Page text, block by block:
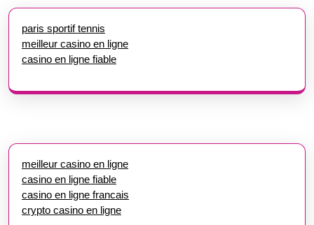
paris sportif tennis
meilleur casino en ligne
casino en ligne fiable
meilleur casino en ligne
casino en ligne fiable
casino en ligne francais
crypto casino en ligne